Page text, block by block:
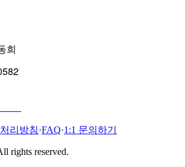
희
리방침·FAQ·1:1 문의하기
rights reserved.